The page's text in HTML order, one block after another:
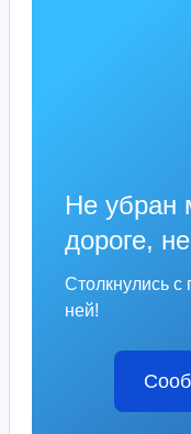
Не убран
дороге,
Столкнулись
ней!